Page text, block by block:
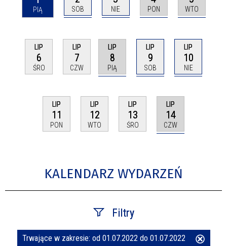
PIĄ SOB NIE PON WTO
LIP
6
ŚRO
LIP
7
CZW
LIP
8
PIĄ
LIP
9
SOB
LIP
10
NIE
LIP
11
PON
LIP
12
WTO
LIP
13
ŚRO
LIP
14
CZW
KALENDARZ WYDARZEŃ
Filtry
Szukana fraza
Trwające w zakresie: od 01.07.2022 do 01.07.2022